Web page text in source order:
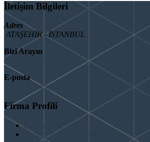
İletişim Bilgileri
Adres
ATAŞEHİR - İSTANBUL
Bizi Arayın
E-posta
info@binaguclendir.com
Firma Profili
Hakkımızda
Hizmet Verdiğimiz Bölgeler